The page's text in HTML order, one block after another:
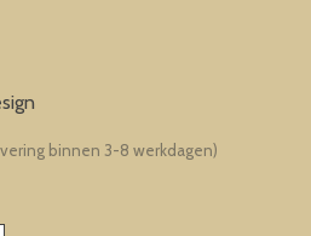
binnen 3-8 werkdagen)